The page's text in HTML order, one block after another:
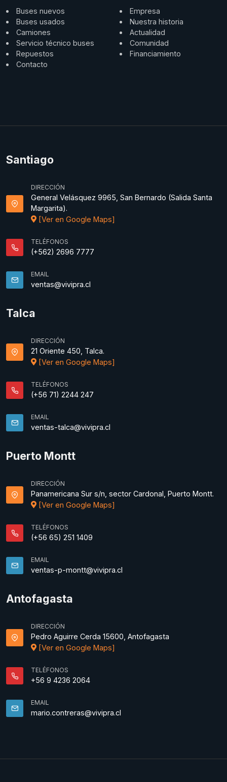
Buses nuevos
Buses usados
Camiones
Servicio técnico buses
Repuestos
Contacto
Empresa
Nuestra historia
Actualidad
Comunidad
Financiamiento
Santiago
DIRECCIÓN
General Velásquez 9965, San Bernardo (Salida Santa
Margarita).
[Ver en Google Maps]
TELÉFONOS
(+562) 2696 7777
EMAIL
ventas@vivipra.cl
Talca
DIRECCIÓN
21 Oriente 450, Talca.
[Ver en Google Maps]
TELÉFONOS
(+56 71) 2244 247
EMAIL
ventas-talca@vivipra.cl
Puerto Montt
DIRECCIÓN
Panamericana Sur s/n, sector Cardonal, Puerto Montt.
[Ver en Google Maps]
TELÉFONOS
(+56 65) 251 1409
EMAIL
ventas-p-montt@vivipra.cl
Antofagasta
DIRECCIÓN
Pedro Aguirre Cerda 15600, Antofagasta
[Ver en Google Maps]
TELÉFONOS
+56 9 4236 2064
EMAIL
mario.contreras@vivipra.cl